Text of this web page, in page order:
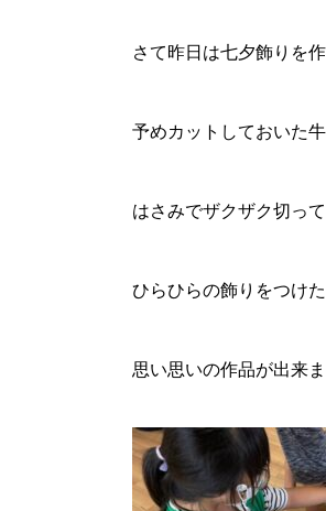
さて昨日は七夕飾りを
予めカットしておいた
はさみでザクザク切っ
ひらひらの飾りをつけ
思い思いの作品が出来